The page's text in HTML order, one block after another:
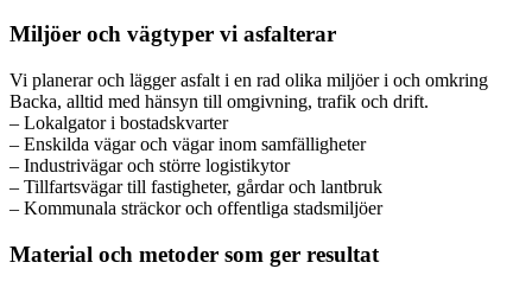
Miljöer och vägtyper vi asfalterar
Vi planerar och lägger asfalt i en rad olika miljöer i och omkring
Backa, alltid med hänsyn till omgivning, trafik och drift.
– Lokalgator i bostadskvarter
– Enskilda vägar och vägar inom samfälligheter
– Industrivägar och större logistikytor
– Tillfartsvägar till fastigheter, gårdar och lantbruk
– Kommunala sträckor och offentliga stadsmiljöer
Material och metoder som ger resultat